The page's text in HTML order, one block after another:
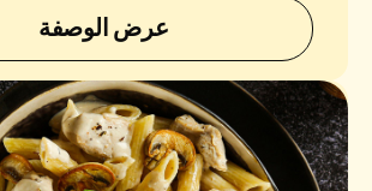
عرض الوصفة